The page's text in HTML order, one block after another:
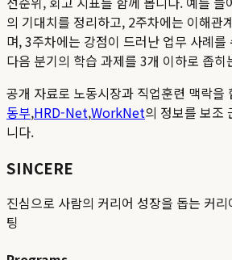
의 기대치를 정리하고, 2주차에는 이해관
며, 3주차에는 강점이 드러난 업무 사례
다음 분기의 학습 과제를 3개 이하로 좁히
공개 자료로 노동시장과 직업훈련 맥락을
동부,HRD-Net,WorkNet의 정보를 보조
니다.
SINCERE
진심으로 사람의 커리어 성장을 돕는 커
팅